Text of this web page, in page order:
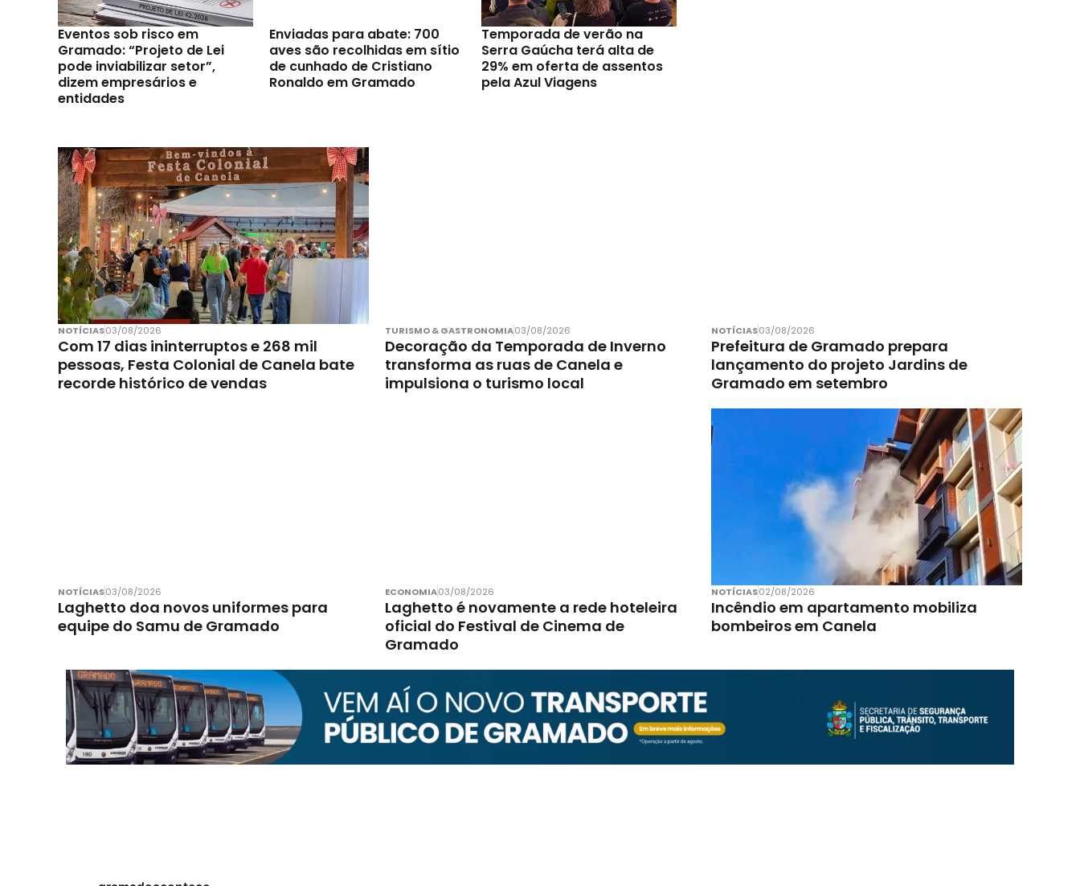
Eventos sob risco em
Gramado: “Projeto de Lei
pode inviabilizar setor”,
dizem empresários e
entidades
Enviadas para abate: 700
aves são recolhidas em sítio
de cunhado de Cristiano
Ronaldo em Gramado
Temporada de verão na
Serra Gaúcha terá alta de
29% em oferta de assentos
pela Azul Viagens
NOTÍCIAS03/08/2026
Com 17 dias ininterruptos e 268 mil
pessoas, Festa Colonial de Canela bate
recorde histórico de vendas
TURISMO & GASTRONOMIA03/08/2026
Decoração da Temporada de Inverno
transforma as ruas de Canela e
impulsiona o turismo local
NOTÍCIAS03/08/2026
Prefeitura de Gramado prepara
lançamento do projeto Jardins de
Gramado em setembro
NOTÍCIAS03/08/2026
Laghetto doa novos uniformes para
equipe do Samu de Gramado
ECONOMIA03/08/2026
Laghetto é novamente a rede hoteleira
oficial do Festival de Cinema de
Gramado
NOTÍCIAS02/08/2026
Incêndio em apartamento mobiliza
bombeiros em Canela